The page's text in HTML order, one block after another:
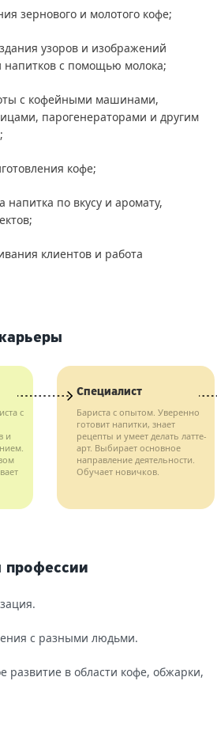
зернового и молотого кофе;
узоров и изображений
напитков с помощью молока;
с кофейными машинами,
парогенераторами и другим
кофе;
напитка по вкусу и аромату,
клиентов и работа
с
и
Специалист
Бариста с опытом. Уверенно
готовит напитки, знает
рецепты и умеет делать латте-
арт. Выбирает основное
направление деятельности.
Обучает новичков.
с разными людьми.
развитие в области кофе, обжарки,